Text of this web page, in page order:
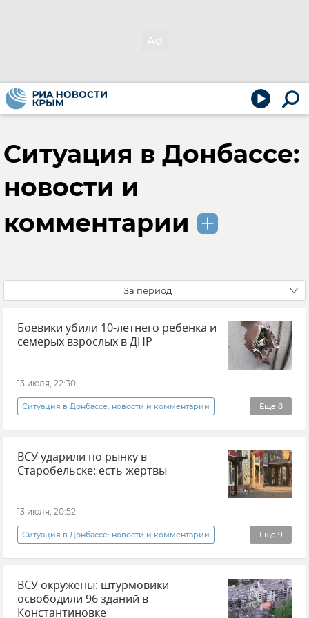
Ситуация в Донбассе:
новости и
комментарии
За период
Боевики убили 10-летнего ребенка и
семерых взрослых в ДНР
13 июля, 22:30
Еще 8
Ситуация в Донбассе: новости и комментарии
Донецкая Народная Республика (ДНР)
События в Донбассе Атаки ВСУ
Происшествия Денис Пушилин
Новые регионы России
ВСУ ударили по рынку в
Старобельске: есть жертвы
13 июля, 20:52
Еще 9
Ситуация в Донбассе: новости и комментарии
Луганская Народная Республика (ЛНР)
Леонид Пасечник Атаки ВСУ
Происшествия
ВСУ окружены: штурмовики
освободили 96 зданий в
Константиновке